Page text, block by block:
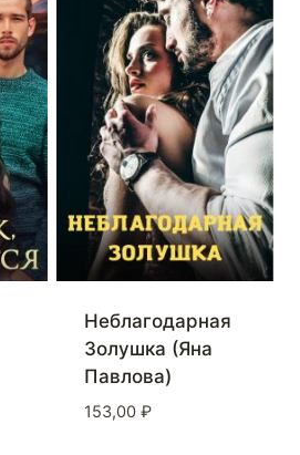
Неблагодарная
Золушка (Яна
Павлова)
153,00 ₽